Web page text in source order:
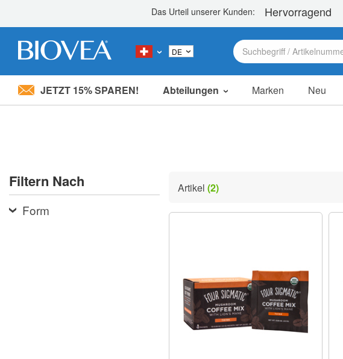
Bitte
Barrierefreiheitssystem.
Drücken
Strg-
JETZT 15% SPAREN! Abteilungen Marken Neu
Filtern Nach
Form
Artikel (2)